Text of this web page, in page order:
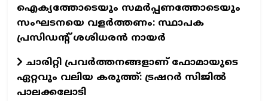
ഐക്യത്തോടെയും സമർപ്പണത്തോടെയും
സംഘടനയെ വളർത്തണം: സ്ഥാപക
പ്രസിഡന്റ് ശശിധരൻ നായർ
ചാരിറ്റി പ്രവർത്തനങ്ങളാണ് ഫോമായുടെ
ഏറ്റവും വലിയ കരുത്ത്: ട്രഷറർ സിജിൽ
പാലക്കലോടി